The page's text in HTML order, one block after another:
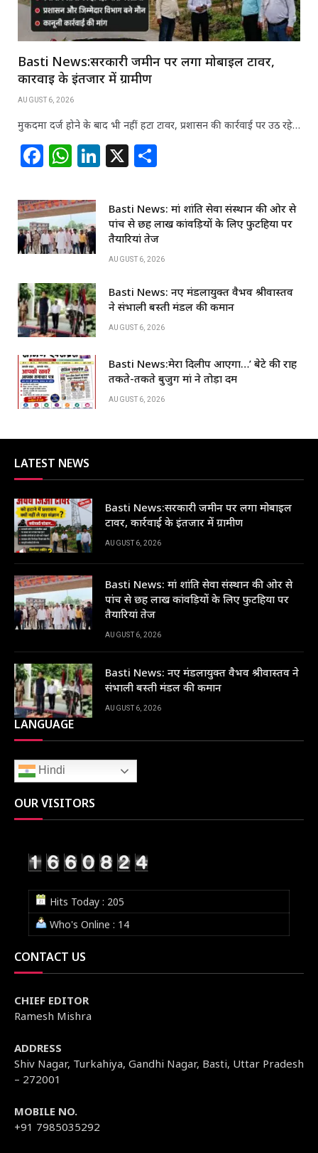
Basti News:सरकारी जमीन पर लगा मोबाइल टावर,
कार्रवाई के इंतजार में ग्रामीण
AUGUST 6, 2026
मुकदमा दर्ज होने के बाद भी नहीं हटा टावर, प्रशासन की कार्रवाई पर उठ रहे…
F
c
e
b
o
k
W
at
s
A
p
Li
k
e
dI
n
X
ar
e
Basti News: मां शांति सेवा संस्थान की ओर से
पांच से छह लाख कांवड़ियों के लिए फुटहिया पर
तैयारियां तेज
AUGUST 6, 2026
Basti News: नए मंडलायुक्त वैभव श्रीवास्तव
ने संभाली बस्ती मंडल की कमान
AUGUST 6, 2026
Basti News:मेरा दिलीप आएगा…’ बेटे की राह
तकते-तकते बुजुर्ग मां ने तोड़ा दम
AUGUST 6, 2026
LATEST NEWS
Basti News:सरकारी जमीन पर लगा मोबाइल
टावर, कार्रवाई के इंतजार में ग्रामीण
AUGUST 6, 2026
Basti News: मां शांति सेवा संस्थान की ओर से
पांच से छह लाख कांवड़ियों के लिए फुटहिया पर
तैयारियां तेज
AUGUST 6, 2026
Basti News: नए मंडलायुक्त वैभव श्रीवास्तव ने
संभाली बस्ती मंडल की कमान
AUGUST 6, 2026
LANGUAGE
Hindi
OUR VISITORS
Hits Today : 205
Who's Online : 14
CONTACT US
CHIEF EDITOR
Ramesh Mishra
ADDRESS
Shiv Nagar, Turkahiya, Gandhi Nagar, Basti, Uttar Pradesh
– 272001
MOBILE NO.
+91 7985035292